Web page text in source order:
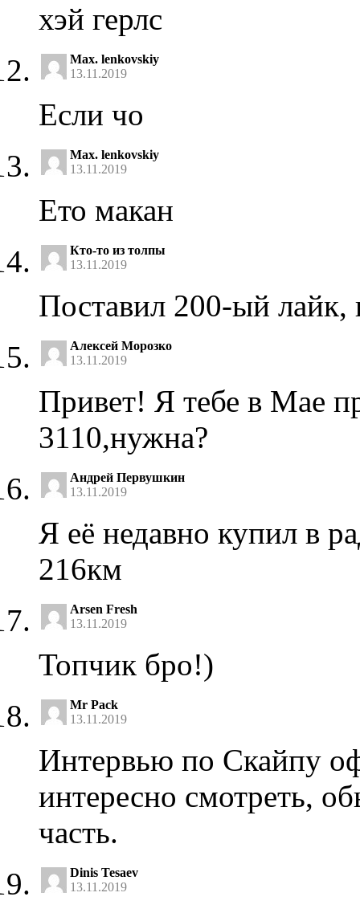
хэй герлс
Max. lenkovskiy
13.11.2019
Если чо
Max. lenkovskiy
13.11.2019
Ето макан
Кто-то из толпы
13.11.2019
Поставил 200-ый лайк,
Алексей Морозко
13.11.2019
Привет! Я тебе в Мае
3110,нужна?
Андрей Первушкин
13.11.2019
Я её недавно купил в
216км
Arsen Fresh
13.11.2019
Топчик бро!)
Mr Pack
13.11.2019
Интервью по Скайпу
интересно смотреть,
часть.
Dinis Tesaev
13.11.2019